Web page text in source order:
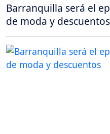
Barranquilla será el
de moda y descuentos